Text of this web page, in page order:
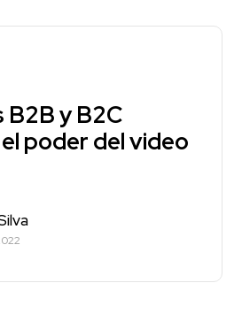
B2B y B2C
poder del video